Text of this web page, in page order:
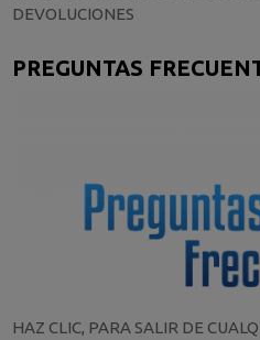
DEVOLUCIONES
PREGUNTAS
HAZ CLIC, PARA SALIR DE